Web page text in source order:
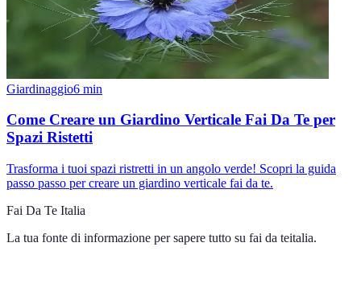
Giardinaggio6 min
Come Creare un Giardino Verticale Fai Da Te per
Spazi Ristetti
Trasforma i tuoi spazi ristretti in un angolo verde! Scopri la guida
passo passo per creare un giardino verticale fai da te.
Fai Da Te Italia
La tua fonte di informazione per sapere tutto su fai da teitalia.